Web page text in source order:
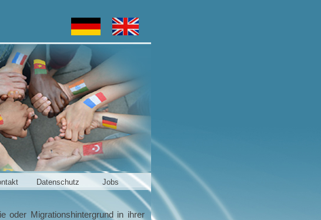
Datenschutz Jobs
oder Migrationshintergrund in ihrer